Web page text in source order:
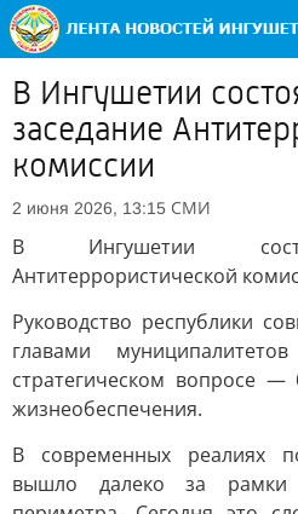
В Ингушетии
заседание
комиссии
2 июня 2026, 13:15 СМИ
В Ингушетии
Антитеррористической
Руководство республики
главами
стратегическом вопросе —
жизнеобеспечения.
В современных реалиях
вышло далеко за рамки